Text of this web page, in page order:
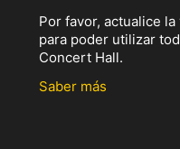
Por favor, actualice
para poder utilizar
Concert Hall.
Saber más